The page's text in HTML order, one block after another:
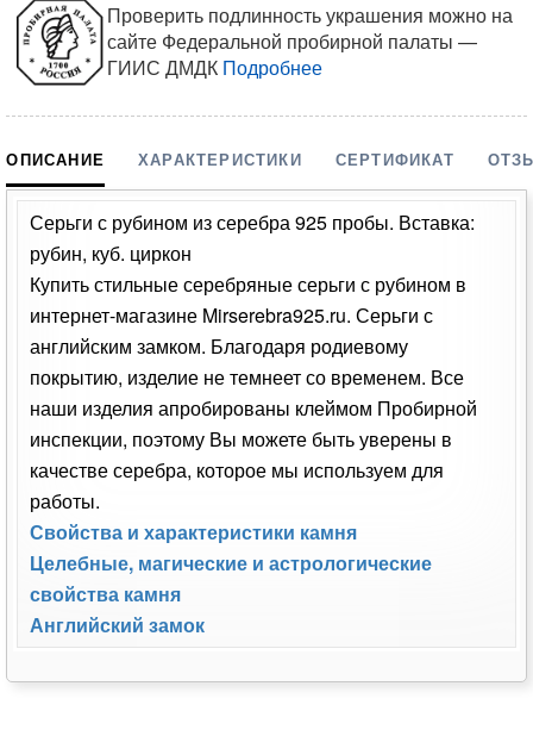
Проверить подлинность украшения можно на
сайте Федеральной пробирной палаты —
ГИИС ДМДК Подробнее
ОПИСАНИЕ ХАРАКТЕРИСТИКИ СЕРТИФИКАТ
Серьги с рубином из серебра 925 пробы. Вставка:
рубин, куб. циркон
Купить стильные серебряные серьги с рубином в
интернет-магазине Mirserebra925.ru. Серьги с
английским замком. Благодаря родиевому
покрытию, изделие не темнеет со временем. Все
наши изделия апробированы клеймом Пробирной
инспекции, поэтому Вы можете быть уверены в
качестве серебра, которое мы используем для
работы.
Свойства и характеристики камня
Целебные, магические и астрологические
свойства камня
Английский замок